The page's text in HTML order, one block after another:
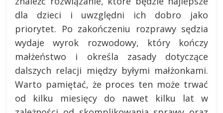
dla dzieci i uwzględni ich dobro jako
priorytet. Po zakończeniu rozprawy sędzia
wydaje wyrok rozwodowy, który kończy
małżeństwo i określa zasady dotyczące
dalszych relacji między byłymi małżonkami.
Warto pamiętać, że proces ten może trwać
od kilku miesięcy do nawet kilku lat w